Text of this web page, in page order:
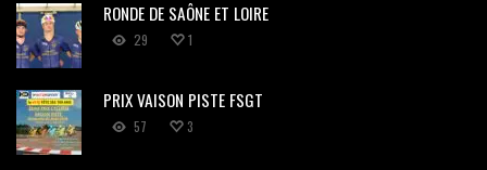
RONDE DE SAÔNE ET LOIRE
29 1
PRIX VAISON PISTE FSGT
57 3